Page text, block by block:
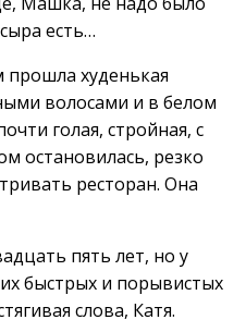
есть…
худенькая
волосами и в белом
голая, стройная, с
остановилась, резко
ресторан. Она
пять лет, но у
быстрых и порывистых
слова, Катя.